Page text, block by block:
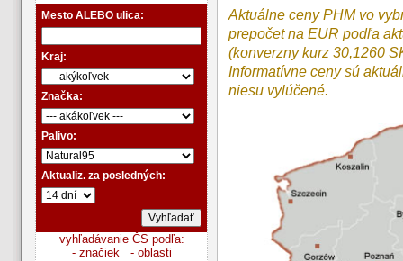
Mesto ALEBO ulica:
Kraj:
Značka:
Palivo:
Aktualiz. za posledných:
vyhľadávanie ČS podľa:
- značiek
- oblasti
Aktuálne ceny PHM vo
prepočet na EUR podľa
(konverzny kurz 30,1260
Informatívne ceny sú
niesu vylúčené.